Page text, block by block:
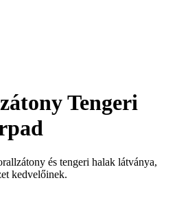
Tengeri
és tengeri halak látványa,
kedvelőinek.